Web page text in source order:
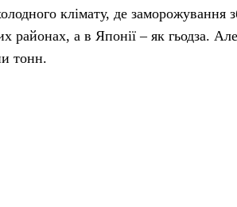
клімату, де
районах, а в Японії – як гьодза.
тонн.